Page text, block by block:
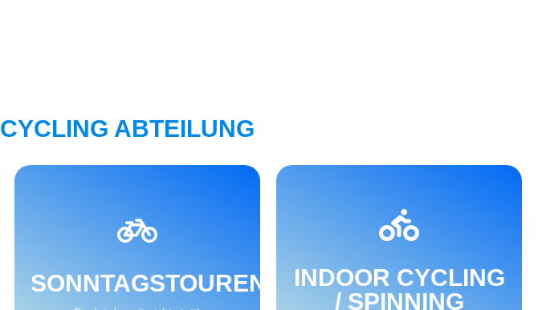
ABTEILUNG
SONNTAGSTOUREN INDOOR CYCLING
/ SPINNING